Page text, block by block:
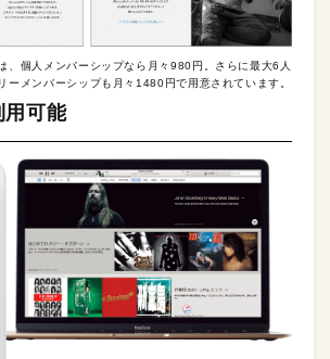
、個人メンバーシップなら月々980円。さらに最大6人
ーメンバーシップも月々1480円で用意されています。
用可能